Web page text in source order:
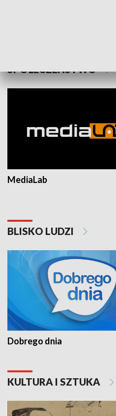
SPOŁECZEŃSTWO
MediaLab
BLISKO LUDZI
Dobrego dnia
KULTURA I SZTUKA